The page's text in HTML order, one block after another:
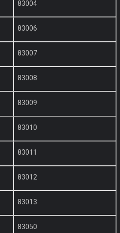
83004
83006
83007
83008
83009
83010
83011
83012
83013
83050